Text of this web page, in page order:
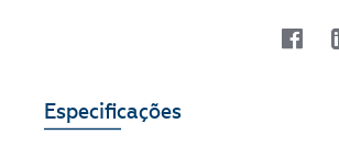
Especificações